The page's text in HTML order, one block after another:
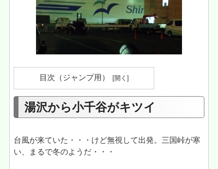
目次（ジャンプ用）
湯沢から小千谷がキツイ
台風が来ていた・・・けど無視して出発。三国峠が寒
い、まるで冬のようだ・・・